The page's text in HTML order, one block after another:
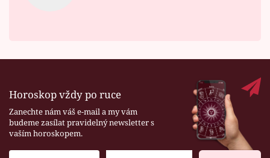
Horoskop vždy po ruce
Zanechte nám váš e-mail a my vám
budeme zasílat pravidelný newsletter s
vaším horoskopem.